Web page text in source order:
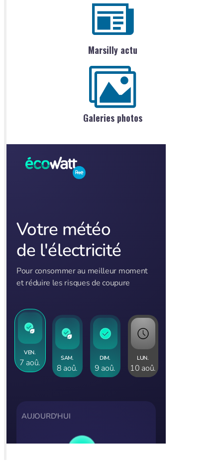
Marsilly actu
Galeries photos